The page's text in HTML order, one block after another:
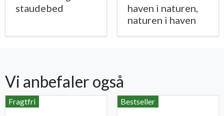
staudebed
haven i naturen,
naturen i haven
Vi anbefaler også
Fragtfri Bestseller